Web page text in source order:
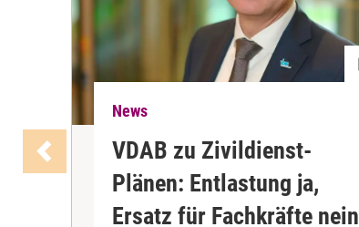
News
VDAB zu Zivildienst-
Plänen: Entlastung ja,
Ersatz für Fachkräfte nein